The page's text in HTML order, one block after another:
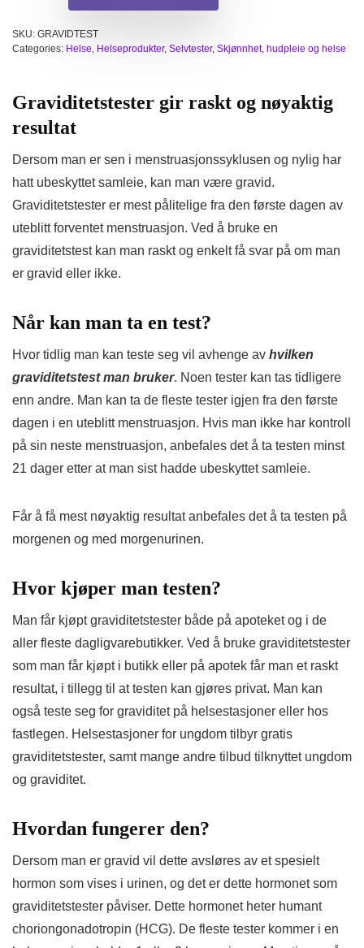
SKU: GRAVIDTEST
Categories: Helse, Helseprodukter, Selvtester, Skjønnhet, hudpleie og helse
Graviditetstester gir raskt og nøyaktig
resultat
Dersom man er sen i menstruasjonssyklusen og nylig har
hatt ubeskyttet samleie, kan man være gravid.
Graviditetstester er mest pålitelige fra den første dagen av
uteblitt forventet menstruasjon. Ved å bruke en
graviditetstest kan man raskt og enkelt få svar på om man
er gravid eller ikke.
Når kan man ta en test?
Hvor tidlig man kan teste seg vil avhenge av hvilken
graviditetstest man bruker. Noen tester kan tas tidligere
enn andre. Man kan ta de fleste tester igjen fra den første
dagen i en uteblitt menstruasjon. Hvis man ikke har kontroll
på sin neste menstruasjon, anbefales det å ta testen minst
21 dager etter at man sist hadde ubeskyttet samleie.
Får å få mest nøyaktig resultat anbefales det å ta testen på
morgenen og med morgenurinen.
Hvor kjøper man testen?
Man får kjøpt graviditetstester både på apoteket og i de
aller fleste dagligvarebutikker. Ved å bruke graviditetstester
som man får kjøpt i butikk eller på apotek får man et raskt
resultat, i tillegg til at testen kan gjøres privat. Man kan
også teste seg for graviditet på helsestasjoner eller hos
fastlegen. Helsestasjoner for ungdom tilbyr gratis
graviditetstester, samt mange andre tilbud tilknyttet ungdom
og graviditet.
Hvordan fungerer den?
Dersom man er gravid vil dette avsløres av et spesielt
hormon som vises i urinen, og det er dette hormonet som
graviditetstester påviser. Dette hormonet heter humant
choriongonadotropin (HCG). De fleste tester kommer i en